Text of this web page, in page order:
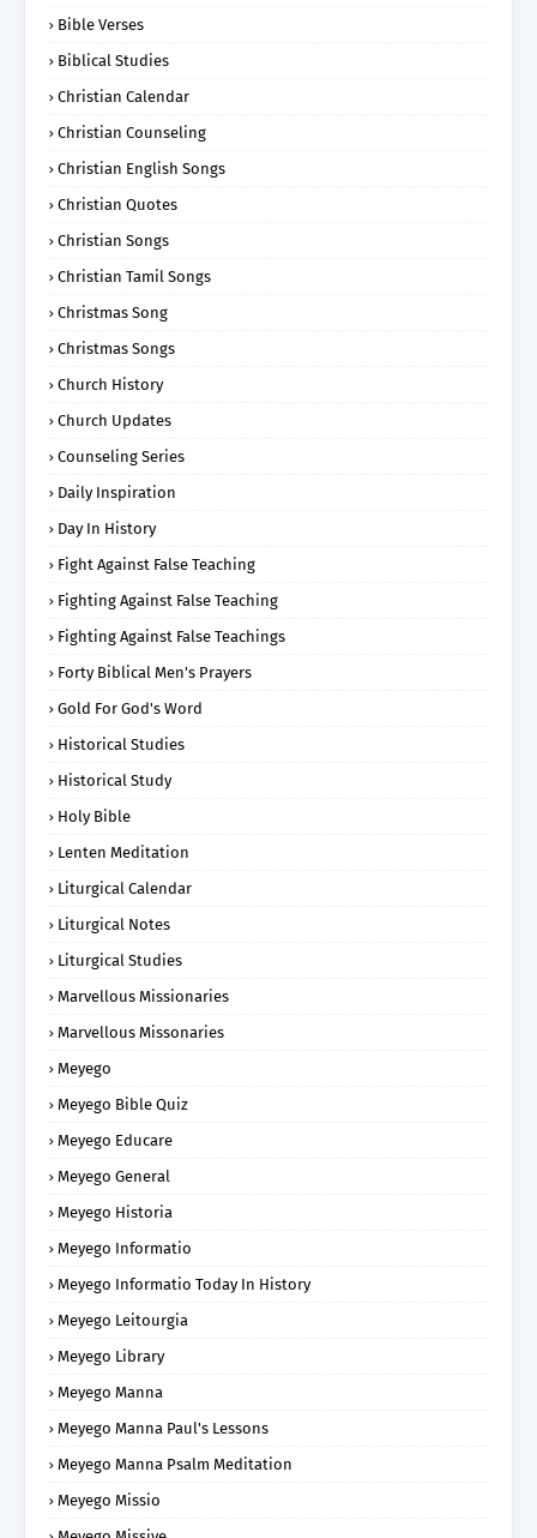
Bible Verses
Biblical Studies
Christian Calendar
Christian Counseling
Christian English Songs
Christian Quotes
Christian Songs
Christian Tamil Songs
Christmas Song
Christmas Songs
Church History
Church Updates
Counseling Series
Daily Inspiration
Day In History
Fight Against False Teaching
Fighting Against False Teaching
Fighting Against False Teachings
Forty Biblical Men's Prayers
Gold For God's Word
Historical Studies
Historical Study
Holy Bible
Lenten Meditation
Liturgical Calendar
Liturgical Notes
Liturgical Studies
Marvellous Missionaries
Marvellous Missonaries
Meyego
Meyego Bible Quiz
Meyego Educare
Meyego General
Meyego Historia
Meyego Informatio
Meyego Informatio Today In History
Meyego Leitourgia
Meyego Library
Meyego Manna
Meyego Manna Paul's Lessons
Meyego Manna Psalm Meditation
Meyego Missio